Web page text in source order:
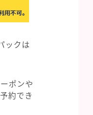
ックは
ポンや
約でき